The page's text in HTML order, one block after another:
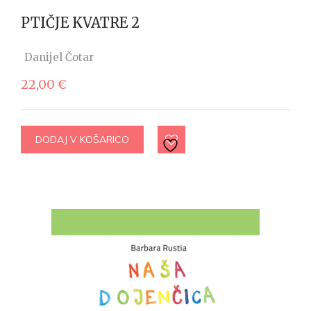
PTIČJE KVATRE 2
Danijel Čotar
22,00 €
DODAJ V KOŠARICO